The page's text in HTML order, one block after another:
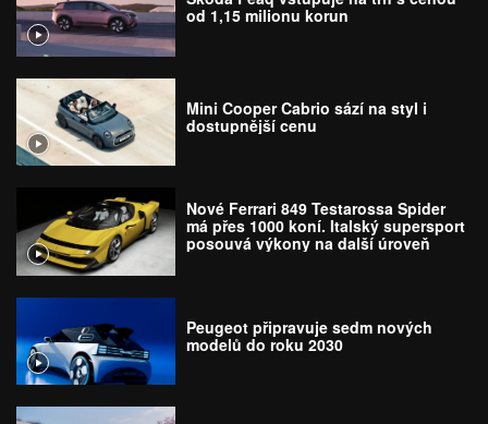
od 1,15 milionu korun
Mini Cooper Cabrio sází na styl i
dostupnější cenu
Nové Ferrari 849 Testarossa Spider
má přes 1000 koní. Italský supersport
posouvá výkony na další úroveň
Peugeot připravuje sedm nových
modelů do roku 2030